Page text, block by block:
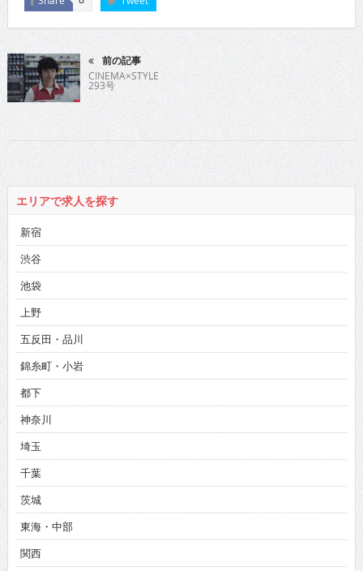
前の記事
CINEMA×STYLE
293号
エリアで求人を探す
新宿
渋谷
池袋
上野
五反田・品川
錦糸町・小岩
都下
神奈川
埼玉
千葉
茨城
東海・中部
関西